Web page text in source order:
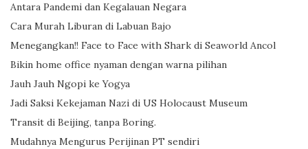
Antara Pandemi dan Kegalauan Negara
Cara Murah Liburan di Labuan Bajo
Menegangkan!! Face to Face with Shark di Seaworld Ancol
Bikin home office nyaman dengan warna pilihan
Jauh Jauh Ngopi ke Yogya
Jadi Saksi Kekejaman Nazi di US Holocaust Museum
Transit di Beijing, tanpa Boring.
Mudahnya Mengurus Perijinan PT sendiri